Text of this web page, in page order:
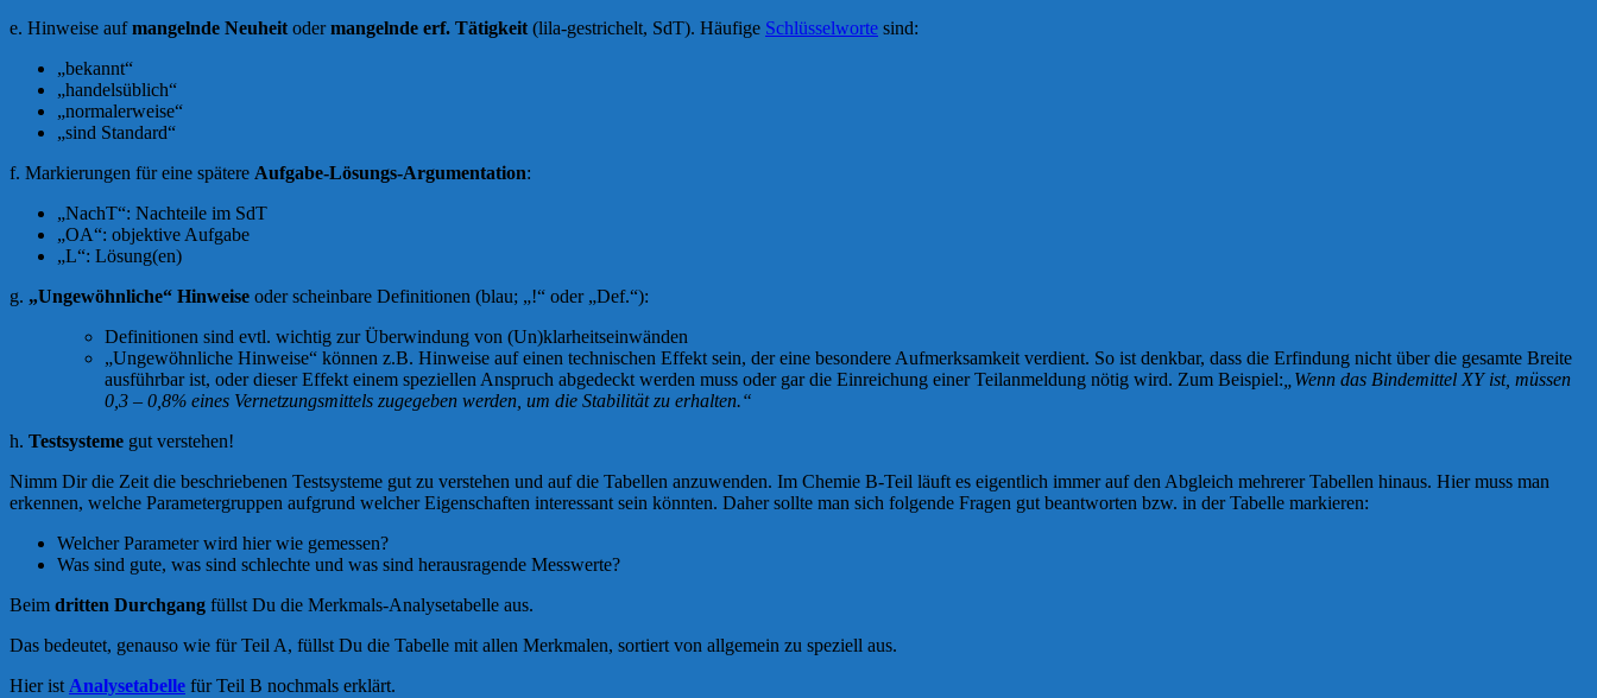
e. Hinweise aufmangelnde Neuheit odermangelnde erf. Tätigkeit (lila-gestrichelt, SdT). Häufige Schlüsselworte sind:
„bekannt“
„handelsüblich“
„normalerweise“
„sind Standard“
f. Markierungen für eine spätere Aufgabe-Lösungs-Argumentation:
„NachT“: Nachteile im SdT
„OA“: objektive Aufgabe
„L“: Lösung(en)
g. „Ungewöhnliche“ Hinweise oder scheinbare Definitionen (blau; „!“ oder „Def.“):
Definitionen sind evtl. wichtig zur Überwindung von (Un)klarheitseinwänden
„Ungewöhnliche Hinweise“ können z.B. Hinweise auf einen technischen Effekt sein, der eine besondere Aufmerksamkeit verdient. So ist denkbar, dass die Erfindung nicht über die gesamte Breite
ausführbar ist, oder dieser Effekt einem speziellen Anspruch abgedeckt werden muss oder gar die Einreichung einer Teilanmeldung nötig wird. Zum Beispiel: „Wenn das Bindemittel XY ist, müssen
0,3 – 0,8% eines Vernetzungsmittels zugegeben werden, um die Stabilität zu erhalten.“
h. Testsysteme gut verstehen!
Nimm Dir die Zeit die beschriebenen Testsysteme gut zu verstehen und auf die Tabellen anzuwenden. Im Chemie B-Teil läuft es eigentlich immer auf den Abgleich mehrerer Tabellen hinaus. Hier muss man
erkennen, welche Parametergruppen aufgrund welcher Eigenschaften interessant sein könnten. Daher sollte man sich folgende Fragen gut beantworten bzw. in der Tabelle markieren:
Welcher Parameter wird hier wie gemessen?
Was sind gute, was sind schlechte und was sind herausragende Messwerte?
Beim dritten Durchgang füllst Du die Merkmals-Analysetabelle aus.
Das bedeutet, genauso wie für Teil A, füllst Du die Tabelle mit allen Merkmalen, sortiert von allgemein zu speziell aus.
Hier ist Analysetabelle für Teil B nochmals erklärt.